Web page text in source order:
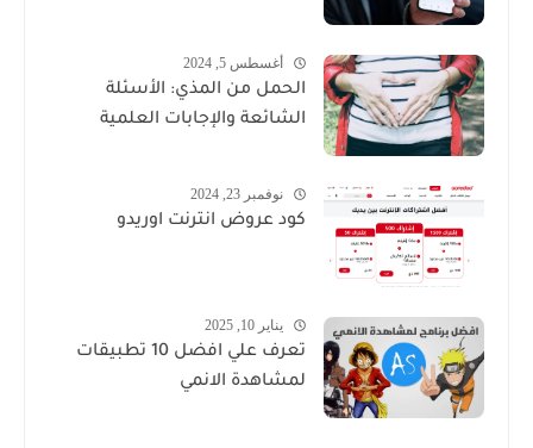
أغسطس 5, 2024
الحمل من المذي: الأسئلة
الشائعة والإجابات العلمية
نوفمبر 23, 2024
كود عروض انترنت اوريدو
يناير 10, 2025
تعرف علي افضل 10 تطبيقات
لمشاهدة الانمي